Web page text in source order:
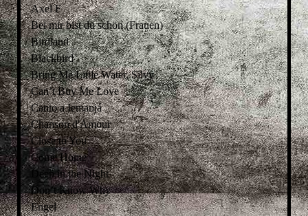
Axel F
Bei mir bist du schön (Frauen)
Birdland
Blackbird
Bring Me Little Water, Silvy
Can’t Buy Me Love
Canto a Iemanjá
Chanson d'Amour
Close to You
Come Home
Deep in the Night
Don’t Know Why
Engel